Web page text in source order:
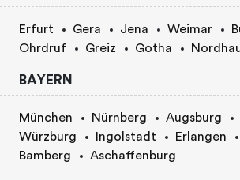
Erfurt Gera Jena Weimar
Ohrdruf
Greiz Gotha
BAYERN
München Nürnberg Augsburg
Würzburg
Ingolstadt Erlangen
Bamberg
Aschaffenburg